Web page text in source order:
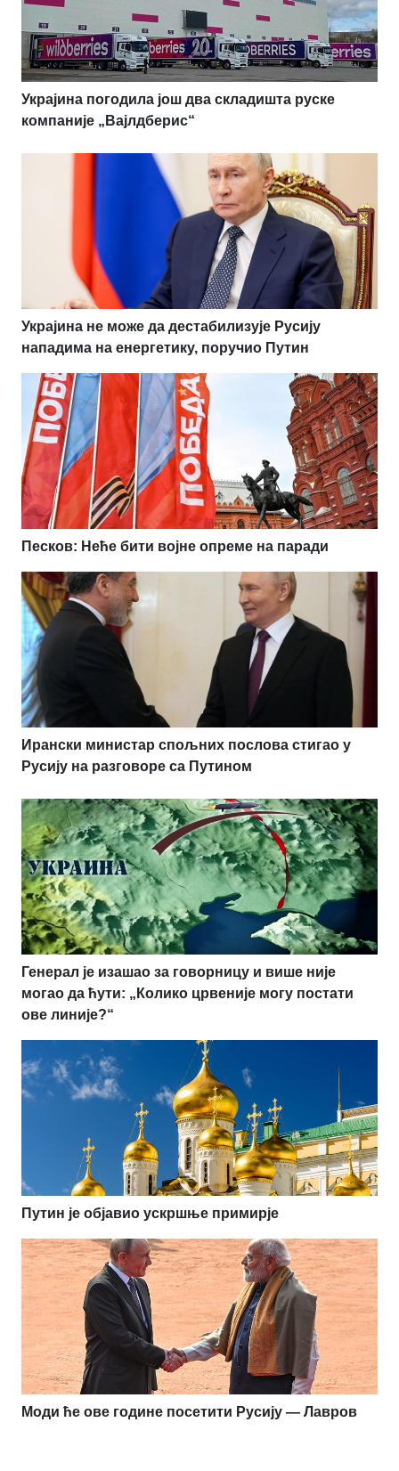
Украјина погодила још два складишта руске
компаније „Вајлдберис“
Украјина не може да дестабилизује Русију
нападима на енергетику, поручио Путин
Песков: Неће бити војне опреме на паради
Ирански министар спољних послова стигао у
Русију на разговоре са Путином
Генерал је изашао за говорницу и више није
могао да ћути: „Колико црвеније могу постати
ове линије?“
Путин је објавио ускршње примирје
Моди ће ове године посетити Русију — Лавров